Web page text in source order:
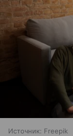
Источник: Freepik